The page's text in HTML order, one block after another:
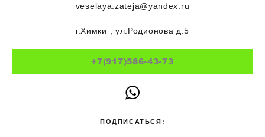
veselaya.zateja@yandex.ru
г.Химки , ул.Родионова д.5
+7(917)586-43-73
ПОДПИСАТЬСЯ: